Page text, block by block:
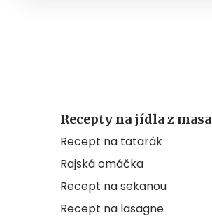
Recepty na jídla z masa
Recept na tatarák
Rajská omáčka
Recept na sekanou
Recept na lasagne